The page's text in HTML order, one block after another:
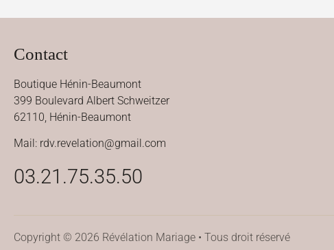
Contact
Boutique Hénin-Beaumont
399 Boulevard Albert Schweitzer
62110, Hénin-Beaumont
Mail: rdv.revelation@gmail.com
03.21.75.35.50
Copyright © 2026 Révélation Mariage • Tous droit réservé